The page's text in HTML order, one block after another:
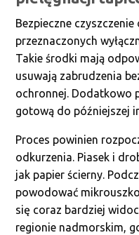
Bezpieczne
przeznaczonych
Takie środki mają
usuwają zabrudzenia
ochronnej. Dodatkowo
gotową do późniejszej
Proces powinien
odkurzenia. Piasek i
jak papier ścierny.
powodować
się coraz bardziej
regionie nadmorskim,